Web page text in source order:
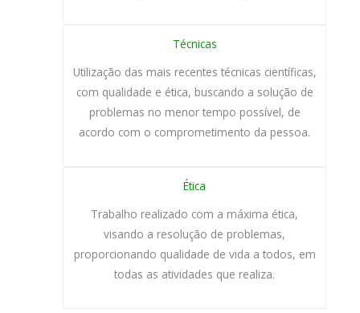
Técnicas
Utilização das mais recentes técnicas científicas,
com qualidade e ética, buscando a solução de
problemas no menor tempo possível, de
acordo com o comprometimento da pessoa.
Ética
Trabalho realizado com a máxima ética,
visando a resolução de problemas,
proporcionando qualidade de vida a todos, em
todas as atividades que realiza.